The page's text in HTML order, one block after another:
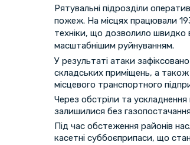
Рятувальні підрозділи
пожеж. На місцях працювали
техніки, що дозволило швидко
масштабнішим руйнуванням.
У результаті атаки
складських приміщень, а
місцевого транспортного
Через обстріли та
залишилися без
Під час обстеження районів
касетні суббоєприпаси, що